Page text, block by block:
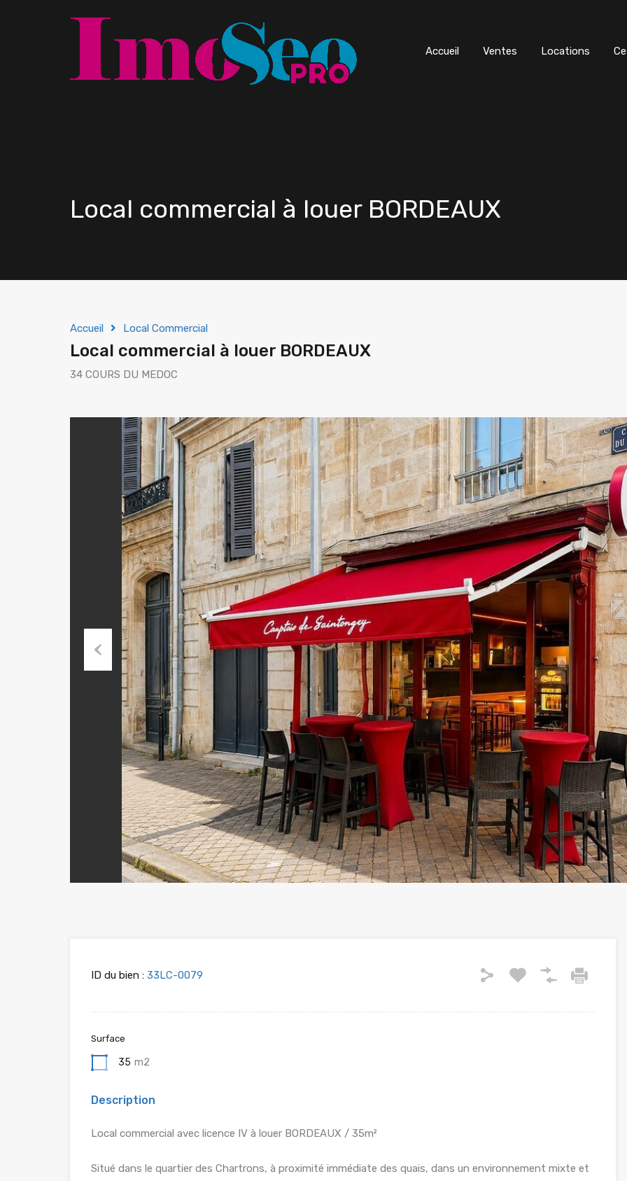
Accueil Ventes Locations
Local commercial à louer BORDEAUX
Accueil Local Commercial
Local commercial à louer BORDEAUX
34 COURS DU MEDOC
Previous
ID du bien : 33LC-0079
Surface
35 m2
Description
Local commercial avec licence IV à louer BORDEAUX / 35m²
Situé dans le quartier des Chartrons, à proximité immédiate des quais, dans un environnement mixte et